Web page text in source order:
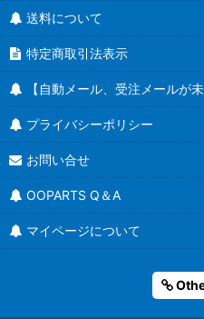
送料について
特定商取引法表示
【自動メール、受注メールが
プライバシーポリシー
お問い合せ
OOPARTS Q＆A
マイページについて